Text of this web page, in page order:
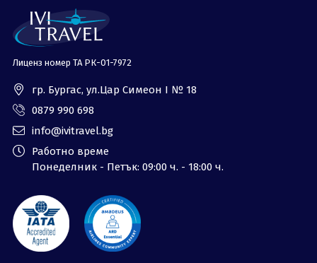
Банкова сметка
Политика за
поверителност
0879 990 698 Запитване
Лиценз номер ТА РК-01-7972
гр. Бургас, ул.Цар Симеон I № 18
0879 990 698
info@ivitravel.bg
Работно време
Понеделник - Петък: 09:00 ч. - 18:00 ч.